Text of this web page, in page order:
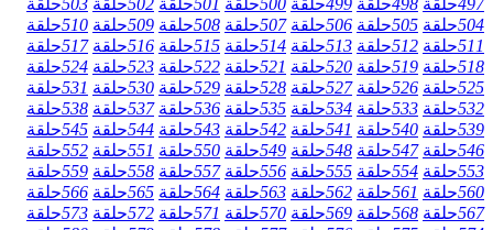
497حلقة 498حلقة 499حلقة 500حلقة 501حلقة 502حلقة 503حلقة
504حلقة 505حلقة 506حلقة 507حلقة 508حلقة 509حلقة 510حلقة
511حلقة 512حلقة 513حلقة 514حلقة 515حلقة 516حلقة 517حلقة
518حلقة 519حلقة 520حلقة 521حلقة 522حلقة 523حلقة 524حلقة
525حلقة 526حلقة 527حلقة 528حلقة 529حلقة 530حلقة 531حلقة
532حلقة 533حلقة 534حلقة 535حلقة 536حلقة 537حلقة 538حلقة
539حلقة 540حلقة 541حلقة 542حلقة 543حلقة 544حلقة 545حلقة
546حلقة 547حلقة 548حلقة 549حلقة 550حلقة 551حلقة 552حلقة
553حلقة 554حلقة 555حلقة 556حلقة 557حلقة 558حلقة 559حلقة
560حلقة 561حلقة 562حلقة 563حلقة 564حلقة 565حلقة 566حلقة
567حلقة 568حلقة 569حلقة 570حلقة 571حلقة 572حلقة 573حلقة